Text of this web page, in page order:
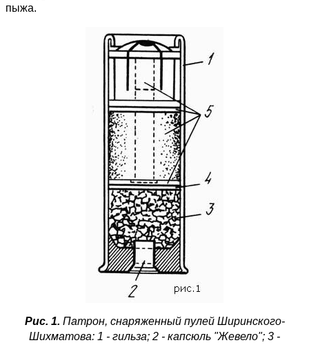
пыжа.
Рис. 1. Патрон, снаряженный пулей Ширинского-
Шихматова: 1 - гильза; 2 - капсюль "Жевело"; 3 -